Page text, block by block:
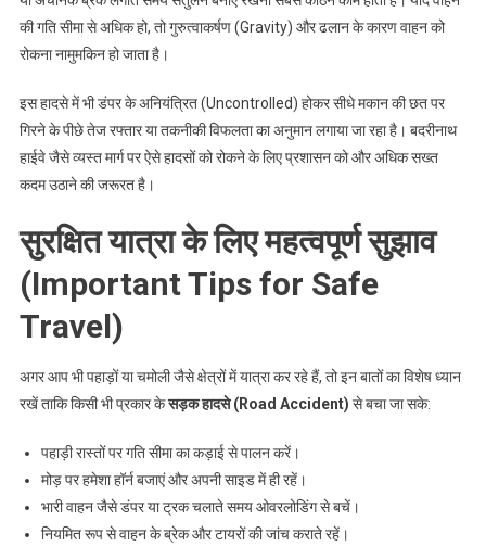
की गति सीमा से अधिक हो, तो गुरुत्वाकर्षण (Gravity) और ढलान के कारण वाहन को
रोकना नामुमकिन हो जाता है।
इस हादसे में भी डंपर के अनियंत्रित (Uncontrolled) होकर सीधे मकान की छत पर
गिरने के पीछे तेज रफ्तार या तकनीकी विफलता का अनुमान लगाया जा रहा है। बदरीनाथ
हाईवे जैसे व्यस्त मार्ग पर ऐसे हादसों को रोकने के लिए प्रशासन को और अधिक सख्त
कदम उठाने की जरूरत है।
सुरक्षित यात्रा के लिए महत्वपूर्ण सुझाव
(Important Tips for Safe
Travel)
अगर आप भी पहाड़ों या चमोली जैसे क्षेत्रों में यात्रा कर रहे हैं, तो इन बातों का विशेष ध्यान
रखें ताकि किसी भी प्रकार केसड़क हादसे (Road Accident) से बचा जा सके:
पहाड़ी रास्तों पर गति सीमा का कड़ाई से पालन करें।
मोड़ पर हमेशा हॉर्न बजाएं और अपनी साइड में ही रहें।
भारी वाहन जैसे डंपर या ट्रक चलाते समय ओवरलोडिंग से बचें।
नियमित रूप से वाहन के ब्रेक और टायरों की जांच कराते रहें।